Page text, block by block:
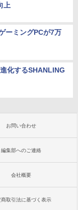
上
ーミングPCが7万
化するSHANLING
お問い合わせ
編集部へのご連絡
会社概要
商取引法に基づく表示